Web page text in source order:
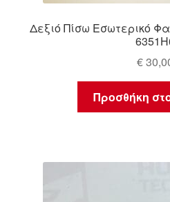
Δεξιό Πίσω Εσωτερικό
€
Προσθήκη